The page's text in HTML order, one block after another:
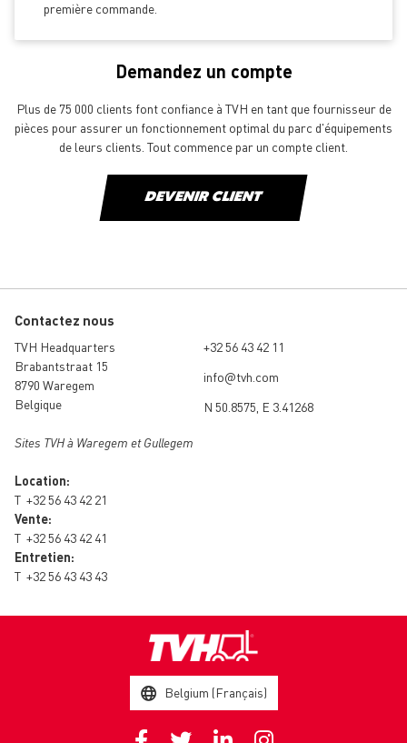
première commande.
Demandez un compte
Plus de 75 000 clients font confiance à TVH en tant que fournisseur de
pièces pour assurer un fonctionnement optimal du parc d'équipements
de leurs clients. Tout commence par un compte client.
DEVENIR CLIENT
Contactez nous
TVH Headquarters
Brabantstraat 15
8790 Waregem
Belgique
Sites TVH à Waregem et Gullegem
Location:
T +32 56 43 42 21
Vente:
T +32 56 43 42 41
Entretien:
T +32 56 43 43 43
+32 56 43 42 11
info@tvh.com
N 50.8575, E 3.41268
Belgium (Français)